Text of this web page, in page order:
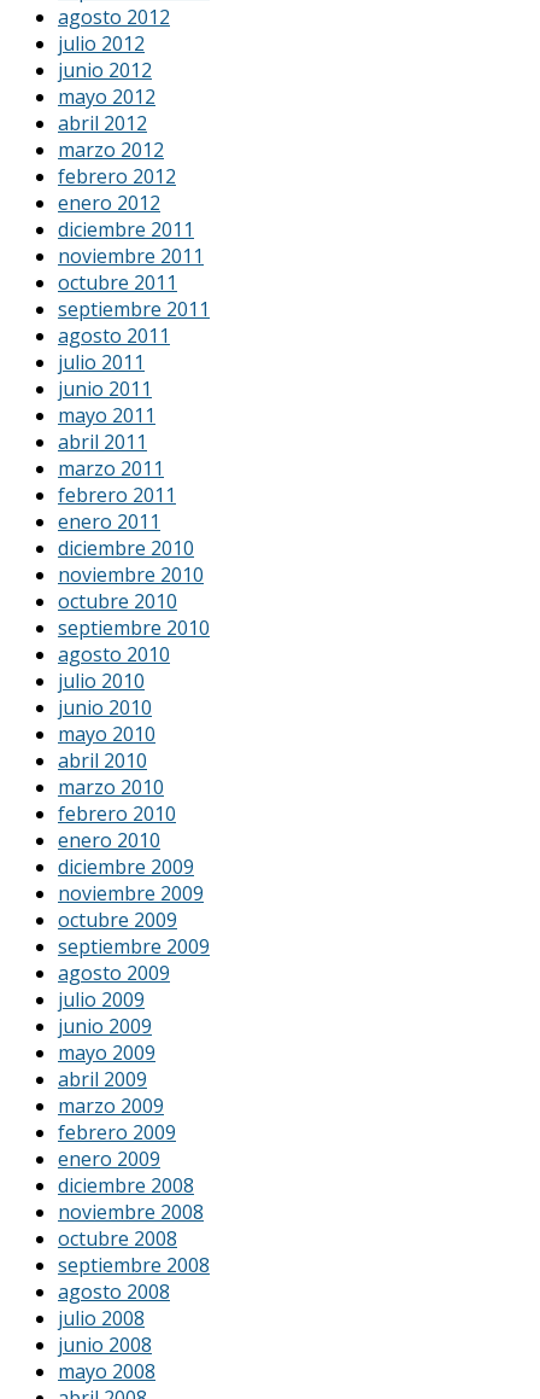
agosto 2012
julio 2012
junio 2012
mayo 2012
abril 2012
marzo 2012
febrero 2012
enero 2012
diciembre 2011
noviembre 2011
octubre 2011
septiembre 2011
agosto 2011
julio 2011
junio 2011
mayo 2011
abril 2011
marzo 2011
febrero 2011
enero 2011
diciembre 2010
noviembre 2010
octubre 2010
septiembre 2010
agosto 2010
julio 2010
junio 2010
mayo 2010
abril 2010
marzo 2010
febrero 2010
enero 2010
diciembre 2009
noviembre 2009
octubre 2009
septiembre 2009
agosto 2009
julio 2009
junio 2009
mayo 2009
abril 2009
marzo 2009
febrero 2009
enero 2009
diciembre 2008
noviembre 2008
octubre 2008
septiembre 2008
agosto 2008
julio 2008
junio 2008
mayo 2008